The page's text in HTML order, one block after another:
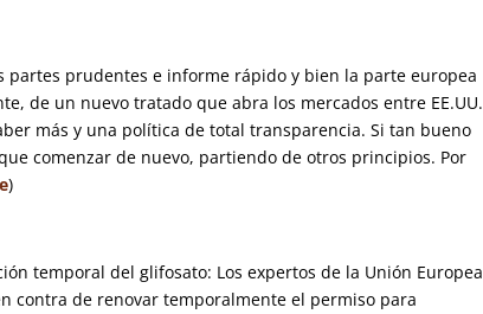
partes prudentes e informe rápido y bien la parte europea
de un nuevo tratado que abra los mercados entre EE.UU.
más y una política de total transparencia. Si tan bueno
comenzar de nuevo, partiendo de otros principios. Por
)
temporal del glifosato: Los expertos de la Unión Europea
contra de renovar temporalmente el permiso para